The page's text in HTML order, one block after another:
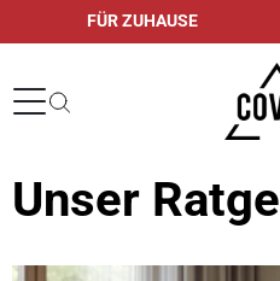
FÜR ZUHAUSE
Unser